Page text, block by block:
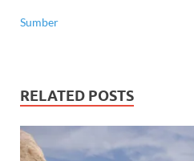
Sumber
RELATED POSTS